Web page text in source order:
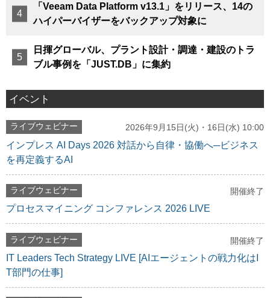
「Veeam Data Platform v13.1」をリリース、14の
ハイパーバイザーをバックアップ対象に
日揮グローバル、プラント設計・調達・建設のトラ
ブル事例を「JUST.DB」に集約
イベント
ライブウェビナー 2026年9月15日(火)・16日(水) 10:00
インプレス AI Days 2026 対話から自律・協働へ─ビジネス
を再定義するAI
ライブウェビナー 開催終了
プロセスマイニング コンファレンス 2026 LIVE
ライブウェビナー 開催終了
IT Leaders Tech Strategy LIVE [AIエージェントの戦力化はI
T部門の仕事]